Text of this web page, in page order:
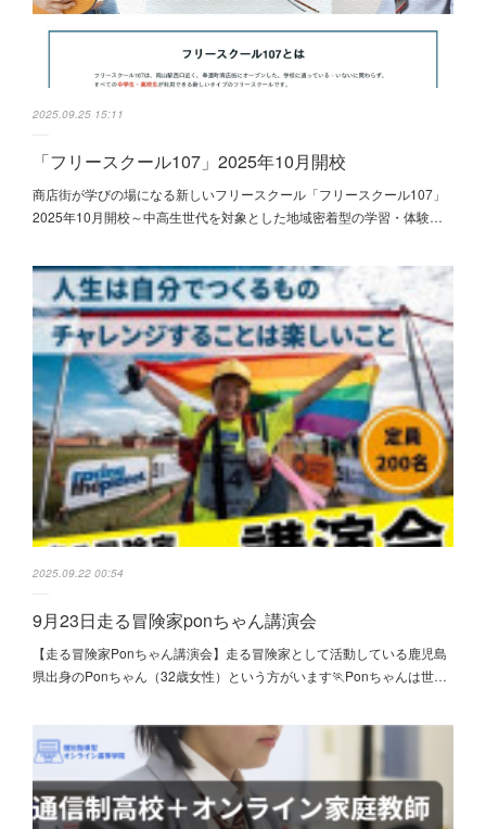
2025.09.25 15:11
「フリースクール107」2025年10月開校
商店街が学びの場になる新しいフリースクール「フリースクール107」
2025年10月開校～中高生世代を対象とした地域密着型の学習・体験…
2025.09.22 00:54
9月23日走る冒険家ponちゃん講演会
【走る冒険家Ponちゃん講演会】走る冒険家として活動している鹿児島
県出身のPonちゃん（32歳女性）という方がいます🏃Ponちゃんは世…